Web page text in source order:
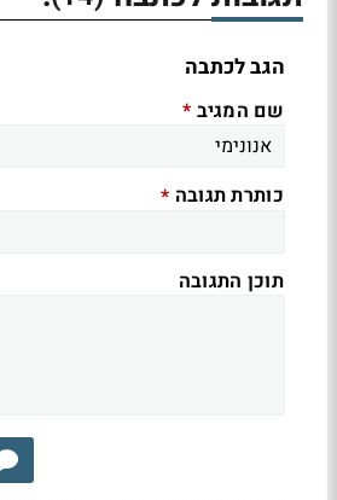
הגב לכתבה
שם המגיב *
כותרת תגובה *
תוכן התגובה